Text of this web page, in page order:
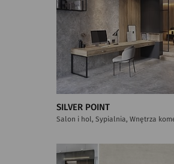
SILVER POINT
Salon i hol, Sypialnia, Wnętrza